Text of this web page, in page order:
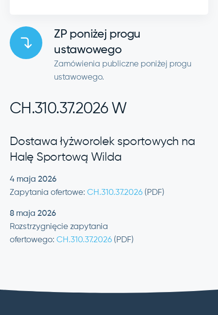
ZP poniżej progu
ustawowego
Zamówienia publiczne poniżej progu
ustawowego.
CH.310.37.2026 W
Dostawa łyżworolek sportowych na
Halę Sportową Wilda
4 maja 2026
Zapytania ofertowe: CH.310.37.2026 (PDF)
8 maja 2026
Rozstrzygnięcie zapytania
ofertowego: CH.310.37.2026 (PDF)